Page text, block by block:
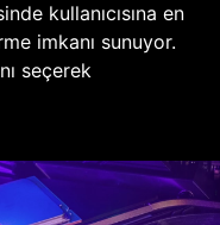
kullanıcısına en
imkanı sunuyor.
seçerek